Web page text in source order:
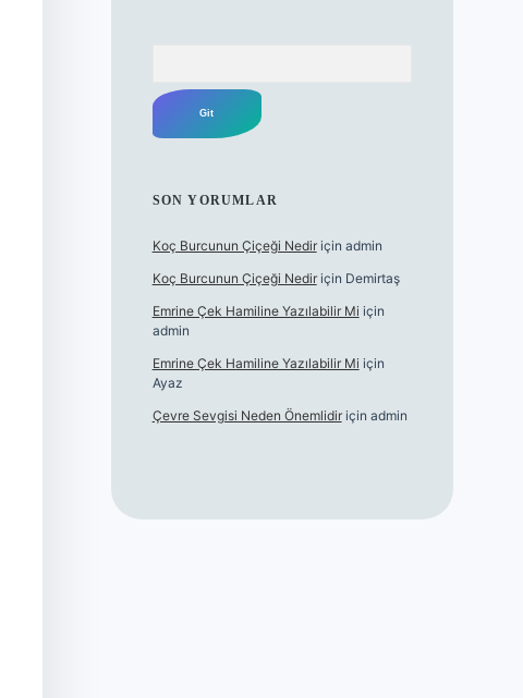
SON YORUMLAR
Koç Burcunun Çiçeği Nediriçin admin
Koç Burcunun Çiçeği Nediriçin Demirtaş
Emrine Çek Hamiline Yazılabilir Mi için
admin
Emrine Çek Hamiline Yazılabilir Mi için
Ayaz
Çevre Sevgisi Neden Önemlidiriçin admin